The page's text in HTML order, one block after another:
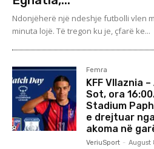
Ndonjëherë një ndeshje futbolli vlen
minuta lojë. Të tregon ku je, çfarë ke...
Femra
KFF Vllaznia
Sot, ora
Stadium
e drejtuar
akoma në
VeriuSport - August